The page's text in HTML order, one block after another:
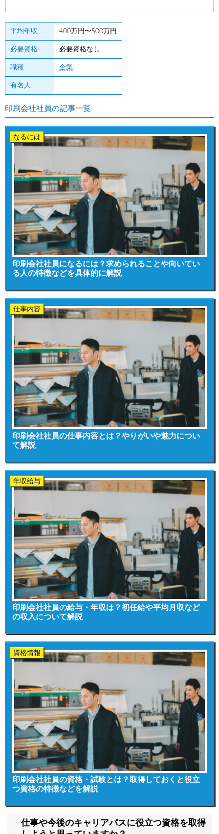
平均年収 400万円〜500万円
必要資格 必要資格なし
職種 企業
有名人
印刷会社社員の記事一覧
なるには
印刷会社社員になるには？求められることや向いてい
る人の特徴などを具体的に解説
仕事内容
印刷会社社員の仕事内容とは？やりがいや魅力につい
て解説
年収給与
印刷会社社員の給与・年収は？初任給や平均月収など
の収入について解説
資格情報
印刷会社社員の資格・試験とは？取得しておくと役立
つ資格の特徴などを解説
仕事や今後のキャリアパスに役立つ資格を取得